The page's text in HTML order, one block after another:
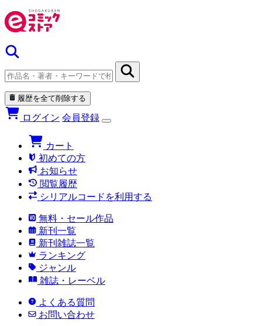
履歴を全て削除する
ログイン 会員登録
カート
初めての方
お知らせ
閲覧履歴
シリアルコードを利用する
無料・セール作品
新刊一覧
新刊雑誌一覧
ランキング
ジャンル
雑誌・レーベル
よくある質問
お問い合わせ